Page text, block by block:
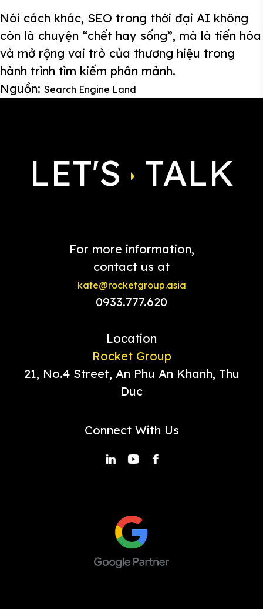
Nói cách khác, SEO trong thời đại AI không
còn là chuyện “chết hay sống”, mà là tiến hóa
và mở rộng vai trò của thương hiệu trong
hành trình tìm kiếm phân mảnh.
Nguồn: Search Engine Land
LET'S TALK
For more information,
contact us at
kate@rocketgroup.asia
0933.777.620
Location
Rocket Group
21, No.4 Street, An Phu An Khanh, Thu
Duc
Connect With Us